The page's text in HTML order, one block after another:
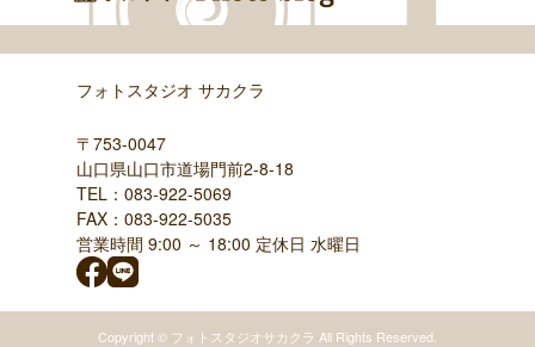
フォトスタジオ サカクラ
〒753-0047
山口県山口市道場門前2-8-18
TEL： 083-922-5069
FAX：083-922-5035
営業時間 9:00 ～ 18:00 定休日 水曜日
Copyright © フォトスタジオサカクラ All Rights Reserved.